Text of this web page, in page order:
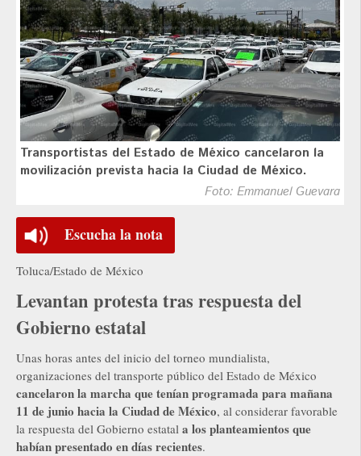
Transportistas del Estado de México cancelaron la
movilización prevista hacia la Ciudad de México.
Foto: Emmanuel Guevara
Escucha la nota
Toluca/Estado de México
Levantan protesta tras respuesta del
Gobierno estatal
Unas horas antes del inicio del torneo mundialista,
organizaciones del transporte público del Estado de México
cancelaron la marcha que tenían programada para mañana
11 de junio hacia la Ciudad de México, al considerar favorable
la respuesta del Gobierno estatal a los planteamientos que
habían presentado en días recientes.